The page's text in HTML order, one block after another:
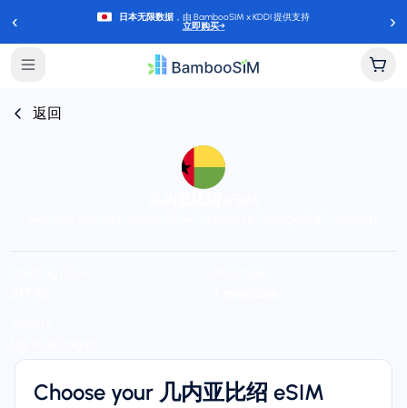
‹ 日本无限数据，由 BambooSIM x KDDI 提供支持
立即购买→ ›
返回
Choose your 几内亚比绍 eSIM